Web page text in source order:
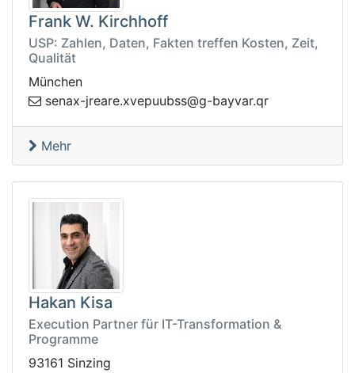
Frank W. Kirchhoff
USP: Zahlen, Daten, Fakten treffen Kosten, Zeit,
Qualität
München
rq.ravyab-
g@ssbuupevx.eraerj-xanes
Mehr
Hakan Kisa
Execution Partner für IT-Transformation &
Programme
93161 Sinzing